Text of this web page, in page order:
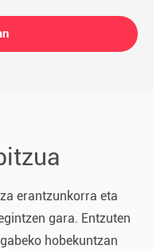
erantzunkorra eta
gara. Entzuten
hobekuntzan